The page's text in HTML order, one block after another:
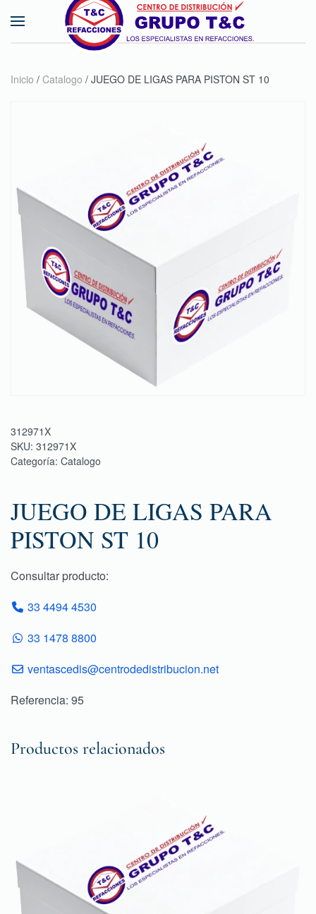
Skip to main content
Inicio / Catalogo / JUEGO DE LIGAS PARA PISTON ST 10
312971X
SKU: 312971X
Categoría: Catalogo
JUEGO DE LIGAS PARA
PISTON ST 10
Consultar producto:
33 4494 4530
33 1478 8800
ventascedis@centrodedistribucion.net
Referencia: 95
Productos relacionados